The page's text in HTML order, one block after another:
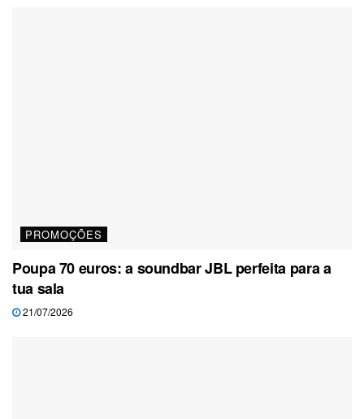
PROMOÇÕES
Poupa 70 euros: a soundbar JBL perfeita para a
tua sala
21/07/2026